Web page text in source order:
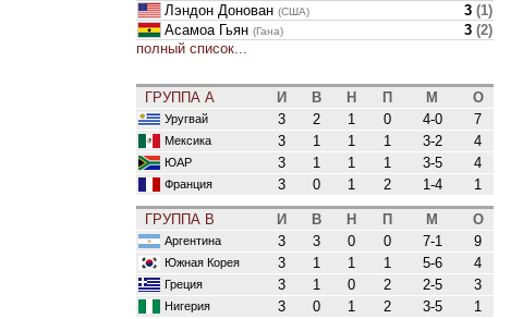
Лэндон Донован (США) 3 (1)
Асамоа Гьян (Гана) 3 (2)
полный список...
ГРУППА A И В Н П М О
Уругвай 3 2 1 0 4-0 7
Мексика 3 1 1 1 3-2 4
ЮАР 3 1 1 1 3-5 4
Франция 3 0 1 2 1-4 1
ГРУППА B И В Н П М О
Аргентина 3 3 0 0 7-1 9
Южная Корея 3 1 1 1 5-6 4
Греция 3 1 0 2 2-5 3
Нигерия 3 0 1 2 3-5 1